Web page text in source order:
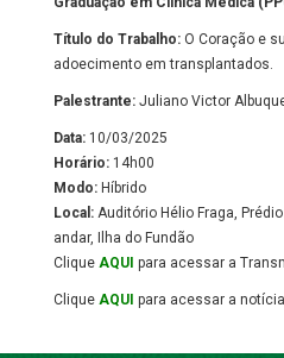
Título do Trabalho: O Coração e
adoecimento em transplantados.
Palestrante: Juliano Victor
Data: 10/03/2025
Horário: 14h00
Modo: Híbrido
Local: Auditório Hélio Fraga,
andar, Ilha do Fundão
Clique AQUI para acessar a
Clique AQUI para acessar a